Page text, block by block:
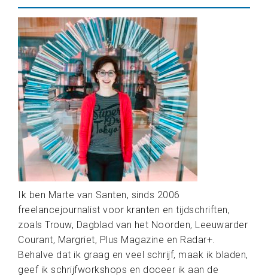
Ik ben Marte van Santen, sinds 2006
freelancejournalist voor kranten en tijdschriften,
zoals Trouw, Dagblad van het Noorden, Leeuwarder
Courant, Margriet, Plus Magazine en Radar+.
Behalve dat ik graag en veel schrijf, maak ik bladen,
geef ik schrijfworkshops en doceer ik aan de